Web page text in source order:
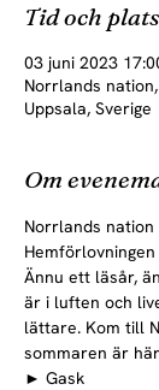
Tid och plats
03 juni 2023
Norrlands
Uppsala, Sverige
Om
Norrlands
Hemförlovningen
Ännu ett läsår,
är i luften och
lättare. Kom till
sommaren är
► Gask